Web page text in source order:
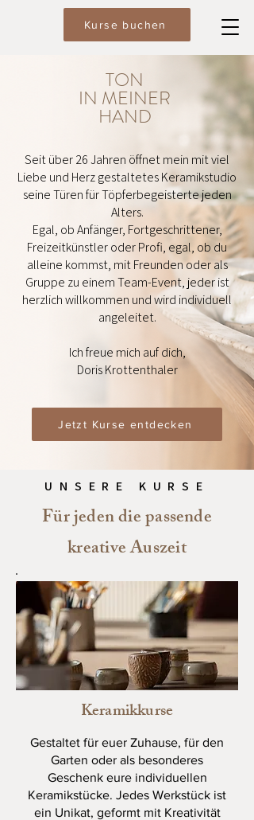
Kurse buchen
TON
IN MEINER
HAND
Seit über 26 Jahren öffnet mein mit viel
Liebe und Herz gestaltetes Keramikstudio
seine Türen für Töpferbegeisterte jeden
Alters.
Egal, ob Anfänger, Fortgeschrittener,
Freizeitkünstler oder Profi, egal, ob du
alleine kommst, mit Freunden oder als
Gruppe zu einem Team-Event, jeder ist
herzlich willkommen und wird individuell
angeleitet.
Ich freue mich auf dich,
Doris Krottenthaler
Jetzt Kurse entdecken
UNSERE KURSE
Für jeden die passende
kreative Auszeit
Keramikkurse
Gestaltet für euer Zuhause, für den
Garten oder als besonderes
Geschenk eure individuellen
Keramikstücke. Jedes Werkstück ist
ein Unikat, geformt mit Kreativität